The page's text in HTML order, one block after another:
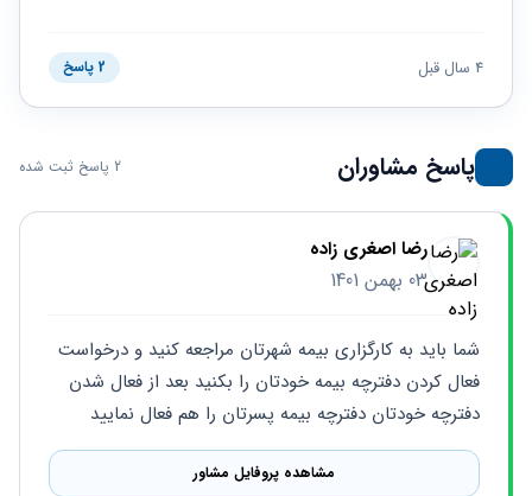
حقوقی
خانواده
حقوقی
کسب
بهینه
سایت
4 سال قبل 2 پاسخ
پاسخ مشاوران 2 پاسخ ثبت شده
رضا اصغری زاده
03 بهمن 1401
دفترچه خودتان دفترچه بیمه پسرتان را هم فعال نمایید
مشاهده پروفایل مشاور